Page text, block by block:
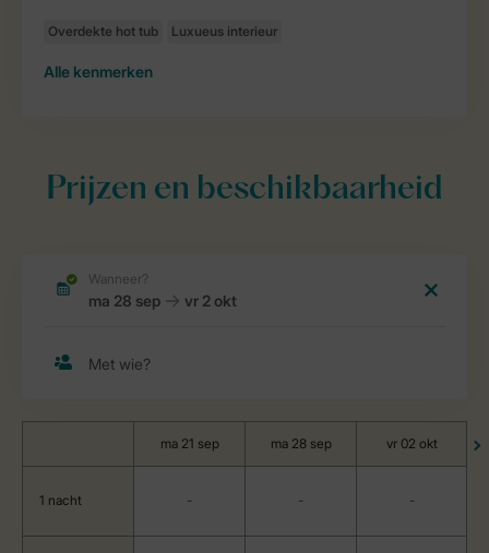
Alle kenmerken
Prijzen en beschikbaarheid
ma 21 sep ma 28 sep vr 02 okt
1 nacht - - -